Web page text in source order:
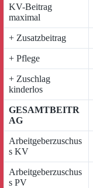
KV-Beitrag
maximal
+ Zusatzbeitrag
+ Pflege
+ Zuschlag
kinderlos
GESAMTBEITR
AG
Arbeitgeberzuschus
s KV
Arbeitgeberzuschus
s PV